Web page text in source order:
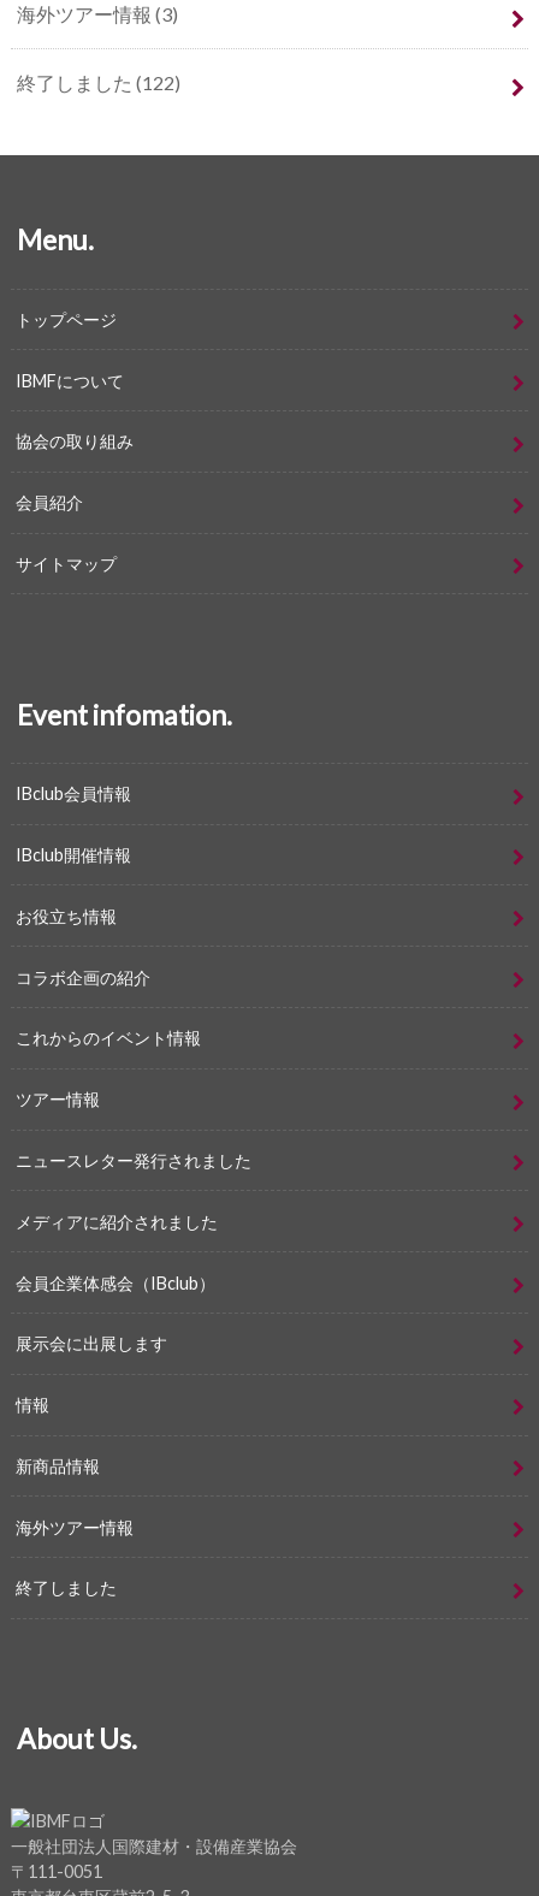
海外ツアー情報 (3)
終了しました (122)
Menu.
トップページ
IBMFについて
協会の取り組み
会員紹介
サイトマップ
Event infomation.
IBclub会員情報
IBclub開催情報
お役立ち情報
コラボ企画の紹介
これからのイベント情報
ツアー情報
ニュースレター発行されました
メディアに紹介されました
会員企業体感会（IBclub）
展示会に出展します
情報
新商品情報
海外ツアー情報
終了しました
About Us.
一般社団法人国際建材・設備産業協会
〒111-0051